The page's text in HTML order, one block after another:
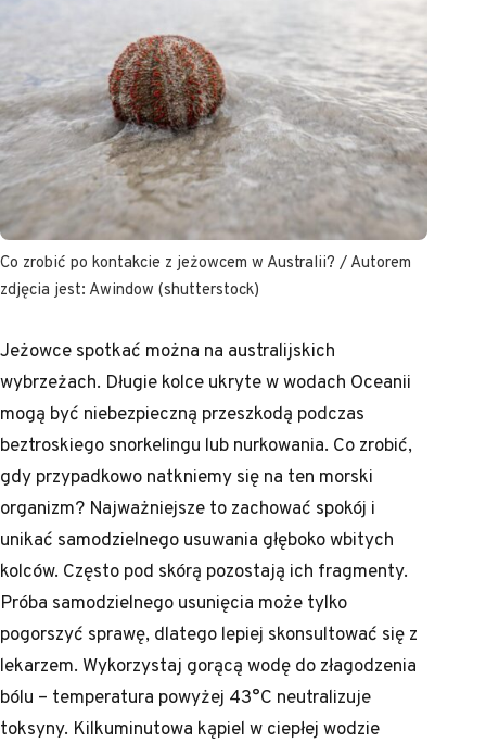
Co zrobić po kontakcie z jeżowcem w Australii? / Autorem
zdjęcia jest: Awindow (shutterstock)
Jeżowce spotkać można na australijskich
wybrzeżach. Długie kolce ukryte w wodach Oceanii
mogą być niebezpieczną przeszkodą podczas
beztroskiego snorkelingu lub nurkowania. Co zrobić,
gdy przypadkowo natkniemy się na ten morski
organizm? Najważniejsze to zachować spokój i
unikać samodzielnego usuwania głęboko wbitych
kolców. Często pod skórą pozostają ich fragmenty.
Próba samodzielnego usunięcia może tylko
pogorszyć sprawę, dlatego lepiej skonsultować się z
lekarzem. Wykorzystaj gorącą wodę do złagodzenia
bólu – temperatura powyżej 43°C neutralizuje
toksyny. Kilkuminutowa kąpiel w ciepłej wodzie